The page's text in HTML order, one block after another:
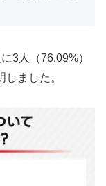
3人（76.09%）
ました。